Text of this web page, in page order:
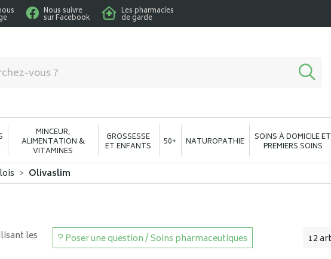
Nous suivre
sur Facebook
Les pharmacies
de garde
MINCEUR,
ALIMENTATION &
VITAMINES
GROSSESSE
ET ENFANTS 50+ NATUROPATHIE SOINS À DOMICILE ET
PREMIERS SOINS
Olivaslim
Poser une question / Soins pharmaceutiques
les